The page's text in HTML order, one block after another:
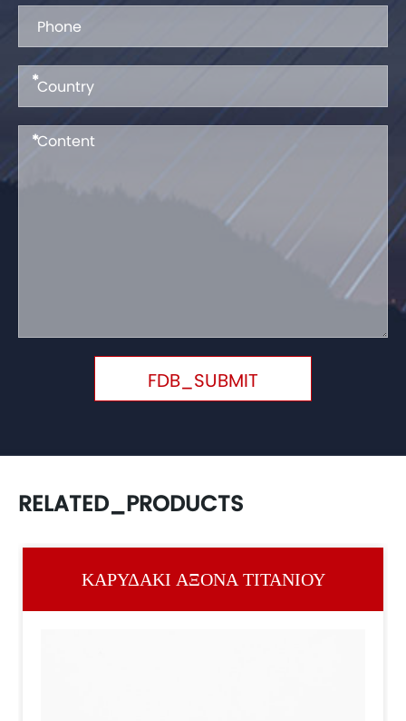
*
*
FDB_SUBMIT
RELATED_PRODUCTS
ΚΑΡΥΔΆΚΙ ΆΞΟΝΑ ΤΙΤΑΝΊΟΥ